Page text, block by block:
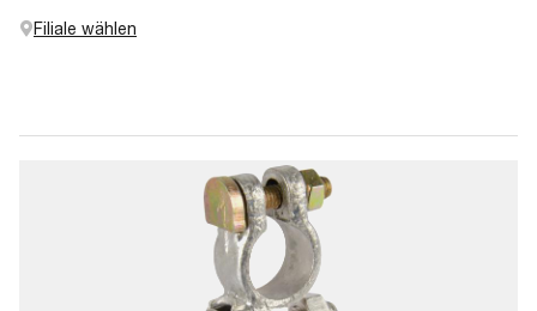
Filiale wählen